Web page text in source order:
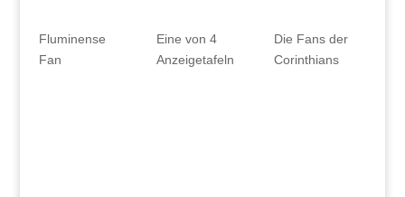
Fluminense
Fan
Eine von 4
Anzeigetafeln
Die Fans der
Corinthians